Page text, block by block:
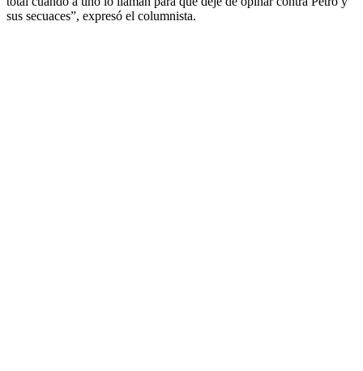
sus secuaces”, expresó el columnista.